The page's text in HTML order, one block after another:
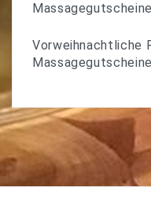
Vorweihnachtliche